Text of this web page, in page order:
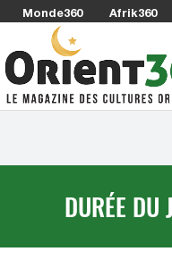
Monde360 Afrik360
DURÉE DU